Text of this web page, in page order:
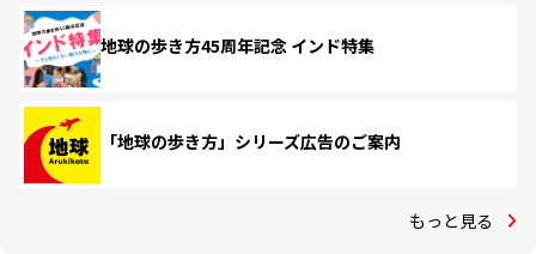
地球の歩き方45周年記念 インド特集
「地球の歩き方」シリーズ広告のご案内
もっと見る